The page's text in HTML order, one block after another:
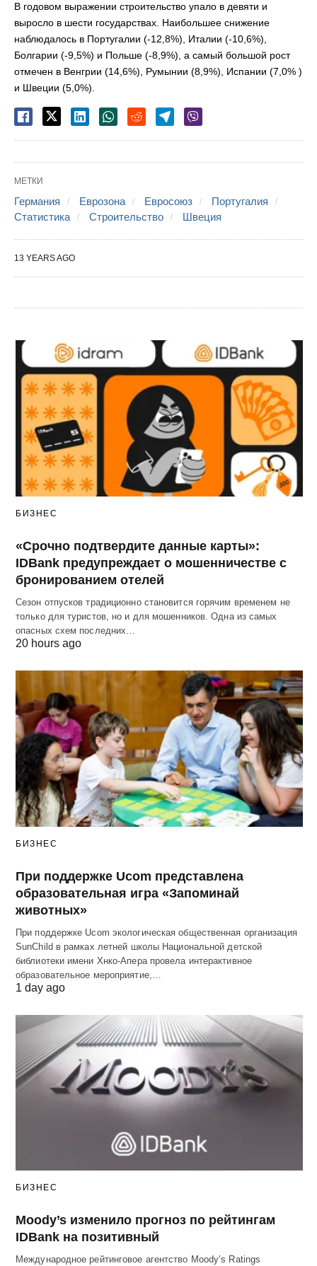
В годовом выражении строительство упало в девяти и
выросло в шести государствах. Наибольшее снижение
наблюдалось в Португалии (-12,8%), Италии (-10,6%),
Болгарии (-9,5%) и Польше (-8,9%), а самый большой рост
отмечен в Венгрии (14,6%), Румынии (8,9%), Испании (7,0% )
и Швеции (5,0%).
МЕТКИ
Германия Еврозона Евросоюз
Португалия
Статистика
Строительство Швеция
13 YEARS AGO
БИЗНЕС
«Срочно подтвердите данные карты»:
IDBank предупреждает о мошенничестве с
бронированием отелей
Сезон отпусков традиционно становится горячим временем не
только для туристов, но и для мошенников. Одна из самых
опасных схем последних…
20 hours ago
БИЗНЕС
При поддержке Ucom представлена
образовательная игра «Запоминай
животных»
При поддержке Ucom экологическая общественная организация
SunChild в рамках летней школы Национальной детской
библиотеки имени Хнко-Апера провела интерактивное
образовательное мероприятие,…
1 day ago
БИЗНЕС
Moody’s изменило прогноз по рейтингам
IDBank на позитивный
Международное рейтинговое агентство Moody’s Ratings